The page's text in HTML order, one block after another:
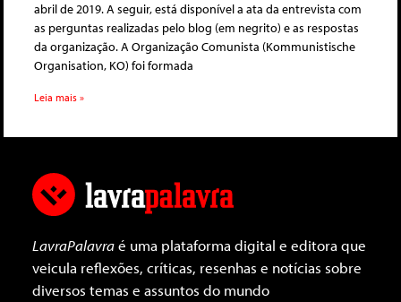
abril de 2019. A seguir, está disponível a ata da entrevista com
as perguntas realizadas pelo blog (em negrito) e as respostas
da organização. A Organização Comunista (Kommunistische
Organisation, KO) foi formada
Leia mais »
LavraPalavraé uma plataforma digital e editora que
veicula reflexões, críticas, resenhas e notícias sobre
diversos temas e assuntos do mundo